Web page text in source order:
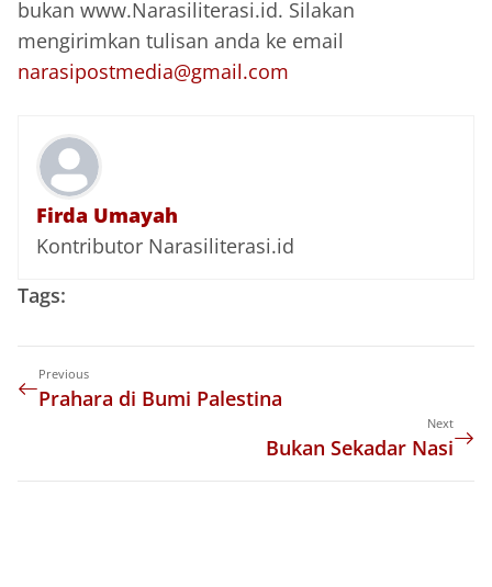
bukan www.Narasiliterasi.id. Silakan
mengirimkan tulisan anda ke email
narasipostmedia@gmail.com
Firda Umayah
Kontributor Narasiliterasi.id
Tags:
Previous
Prahara di Bumi Palestina
Next
Bukan Sekadar Nasi